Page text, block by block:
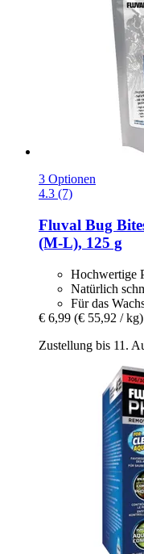
3 Optionen
4.3 (7)
Fluval Bug
(M-​L), 125 g
Hochwertige
Natürlich
Für das
€ 6,99 (€ 55,92 / kg)
Zustellung bis 11.